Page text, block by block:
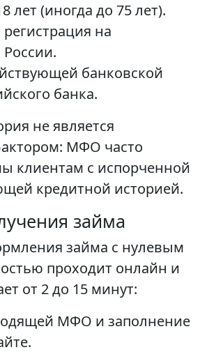
лет (иногда до 75 лет).
на
банковской
банка.
не является
МФО часто
клиентам с испорченной
кредитной историей.
займа
займа с нулевым
проходит онлайн и
от 2 до 15 минут:
МФО и заполнение